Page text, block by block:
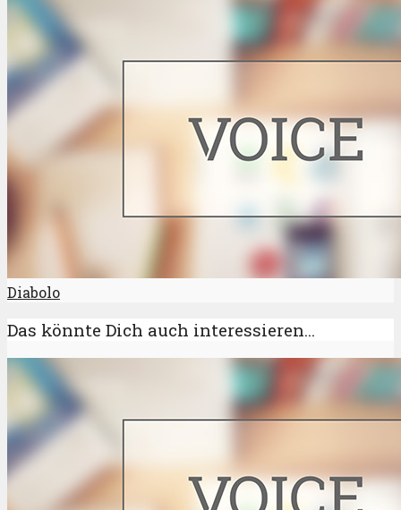
Diabolo
Das könnte Dich auch interessieren...